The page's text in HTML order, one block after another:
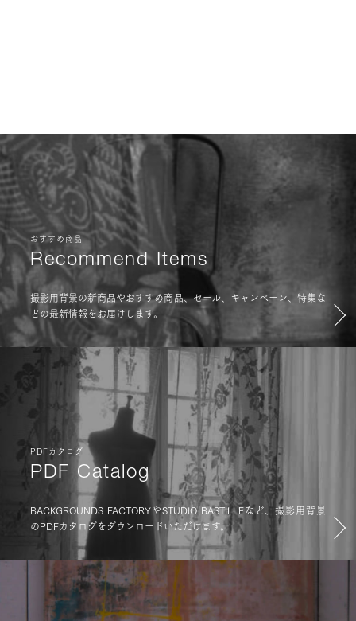
おすすめ商品
Recommend Items
撮影用背景の新商品やおすすめ商品、セール、キャンペーン、特集な
どの最新情報をお届けします。
PDFカタログ
PDF Catalog
BACKGROUNDS FACTORYやSTUDIO BASTILLEなど、撮影用背景
のPDFカタログをダウンロードいただけます。